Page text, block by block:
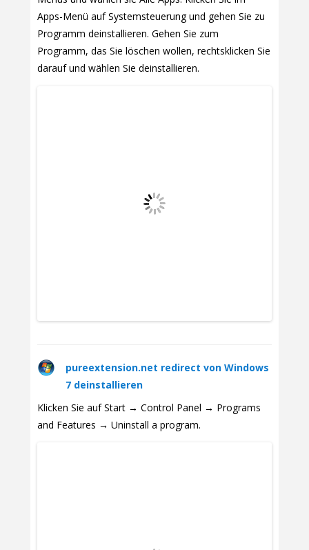
Apps-Menü auf Systemsteuerung und gehen Sie zu
Programm deinstallieren. Gehen Sie zum
Programm, das Sie löschen wollen, rechtsklicken Sie
darauf und wählen Sie deinstallieren.
pureextension.net redirect von Windows
7 deinstallieren
Klicken Sie auf Start → Control Panel → Programs
and Features → Uninstall a program.